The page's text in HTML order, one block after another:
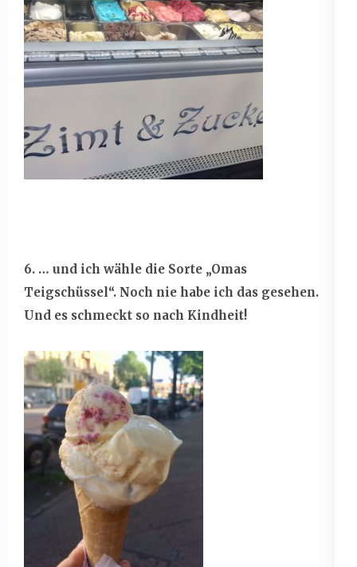
6. … und ich wähle die Sorte „Omas
Teigschüssel“. Noch nie habe ich das gesehen.
Und es schmeckt so nach Kindheit!